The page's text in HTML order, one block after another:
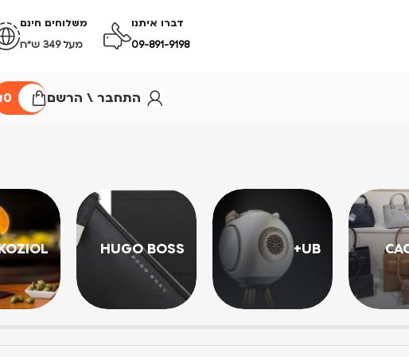
דברו איתנו
09-891-9198
משלוחים חינם
מעל 349 ש״ח
התחבר \ הרשם 0
UB+
HUGO BOSS